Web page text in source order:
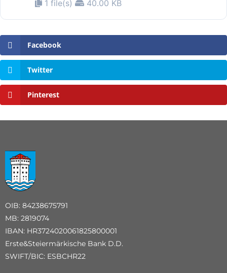
1 file(s) 40.00 KB
Facebook
Twitter
Pinterest
OIB: 84238675791
MB: 2819074
IBAN: HR3724020061825800001
Erste&Steiermärkische Bank D.D.
SWIFT/BIC: ESBCHR22